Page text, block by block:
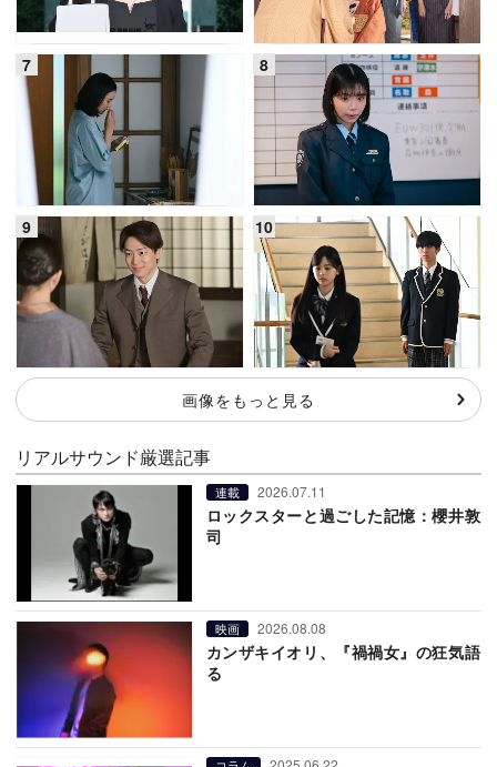
画像をもっと見る
リアルサウンド厳選記事
連載 2026.07.11
ロックスターと過ごした記憶：櫻井敦
司
映画 2026.08.08
カンザキイオリ、『禍禍女』の狂気語
る